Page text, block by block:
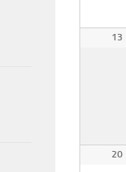
13
20